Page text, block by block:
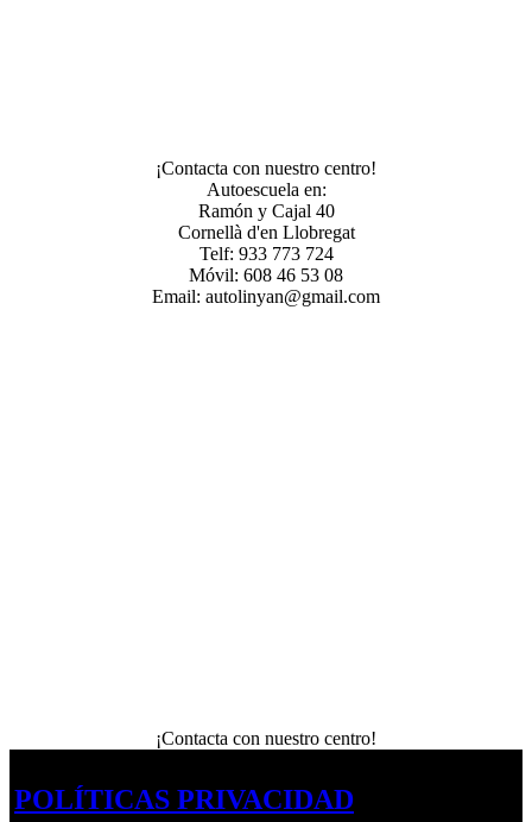
¡Contacta con nuestro centro!
Autoescuela en:
Ramón y Cajal 40
Cornellà d'en Llobregat
Telf: 933 773 724
Móvil: 608 46 53 08
Email: autolinyan@gmail.com
¡Contacta con nuestro centro!
POLÍTICAS PRIVACIDAD